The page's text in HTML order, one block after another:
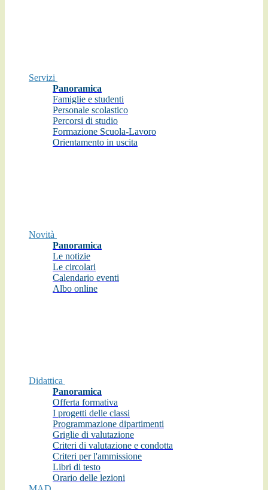
Servizi
Panoramica
Famiglie e studenti
Personale scolastico
Percorsi di studio
Formazione Scuola-Lavoro
Orientamento in uscita
Novità
Panoramica
Le notizie
Le circolari
Calendario eventi
Albo online
Didattica
Panoramica
Offerta formativa
I progetti delle classi
Programmazione dipartimenti
Griglie di valutazione
Criteri di valutazione e condotta
Criteri per l'ammissione
Libri di testo
Orario delle lezioni